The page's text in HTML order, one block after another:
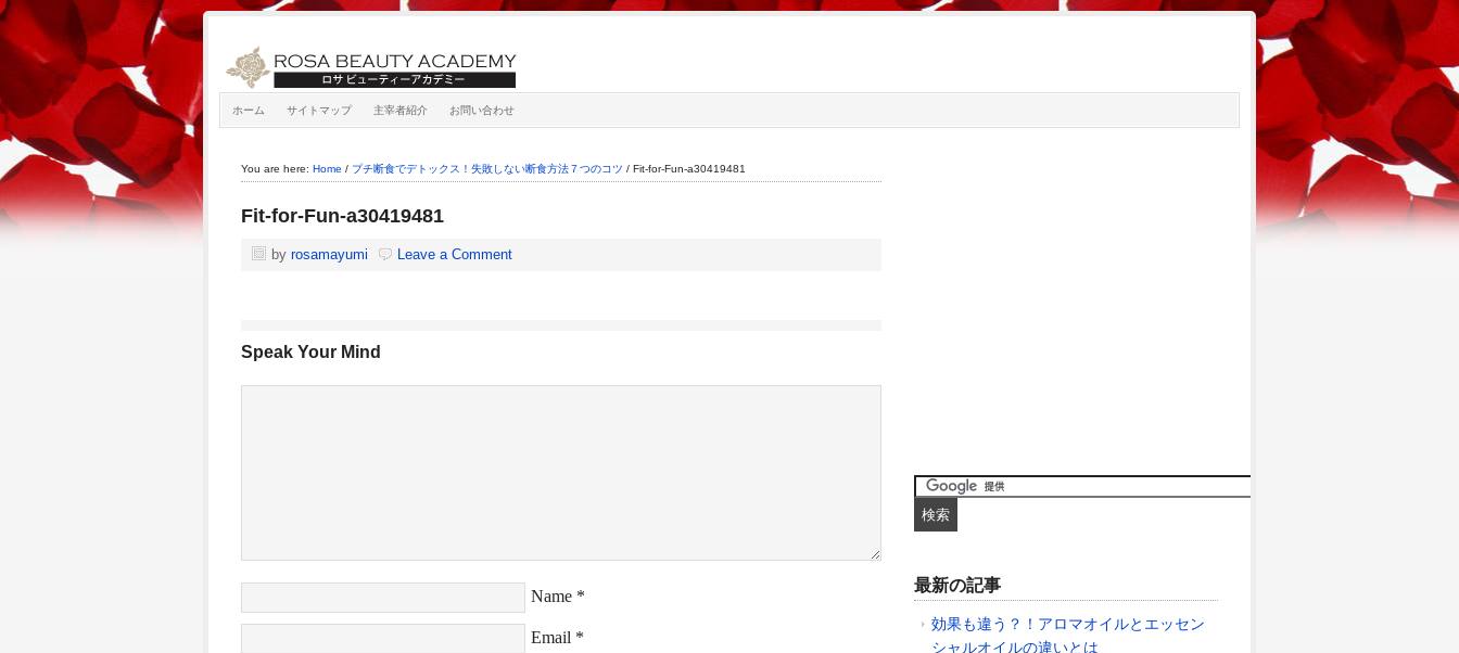
ホーム サイトマップ 主宰者紹介 お問い合わせ
You are here: Home / プチ断食でデトックス！失敗しない断食方法７つのコツ / Fit-for-Fun-a30419481
Fit-for-Fun-a30419481
by rosamayumi Leave a Comment
Speak Your Mind
Name *
Email *
最新の記事
効果も違う？！アロマオイルとエッセン
シャルオイルの違いとは